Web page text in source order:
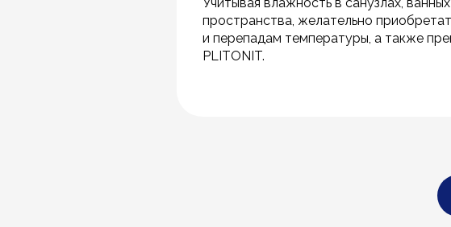
пространства, желательно
и перепадам температуры, а также
PLITONIT.